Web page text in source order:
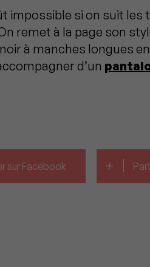
impossible si on suit les
remet à la page son
à manches longues
d’un
sur Facebook +